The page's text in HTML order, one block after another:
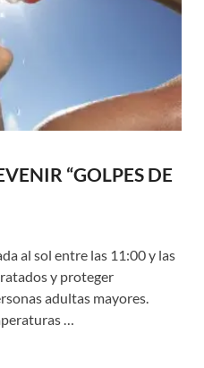
“GOLPES DE
al sol entre las 11:00 y las
y proteger
adultas mayores.
…